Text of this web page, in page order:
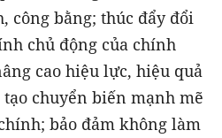
công bằng; thúc đẩy đổi
chủ động của chính
cao hiệu lực, hiệu quả
chuyển biến mạnh mẽ
bảo đảm không làm